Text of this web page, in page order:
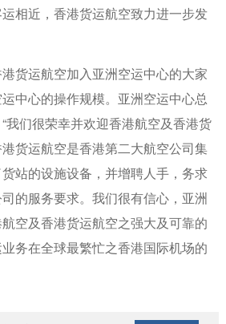
相近，香港货运航空致力进一步发
运航空加入亚洲空运中心的大家
中心的操作规模。亚洲空运中心总
我们很荣幸并欢迎香港航空及香港货
货运航空是香港第二大航空公司集
站的设施设备，并增聘人手，务求
的服务要求。我们很有信心，亚洲
空及香港货运航空之强大及可靠的
务在全球最繁忙之香港国际机场的